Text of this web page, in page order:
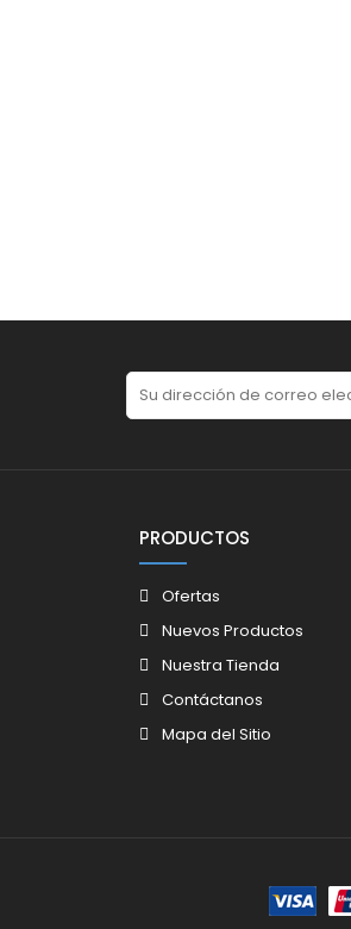
PRODUCTOS
Ofertas
Nuevos Productos
Nuestra Tienda
Contáctanos
Mapa del Sitio